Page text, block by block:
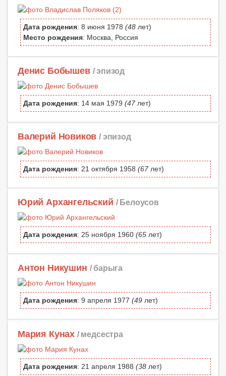
Дата рождения: 8 июня 1978 (48 лет)
Место рождения: Москва, Россия
Денис Бобышев / эпизод
Дата рождения: 14 мая 1979 (47лет)
Валерий Новиков / эпизод
Дата рождения: 21 октября 1958 (67лет)
Юрий Архангельский / Белоусов
Дата рождения: 25 ноября 1960 (65 лет)
Антон Никушин / барыга
Дата рождения: 9 апреля 1977 (49 лет)
Мария Кунах / медсестра
Дата рождения: 21 апреля 1988 (38 лет)